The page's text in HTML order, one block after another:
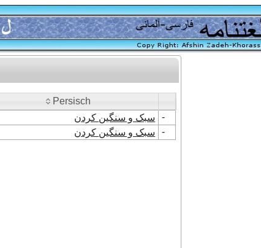
Persisch
Persischسبک و سنگین کردن
-
سبک و سنگین کردن -